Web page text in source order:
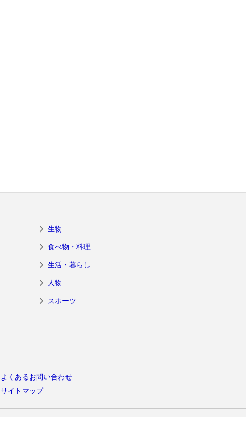
生物
食べ物・料理
生活・暮らし
人物
スポーツ
よくあるお問い合わせ
サイトマップ